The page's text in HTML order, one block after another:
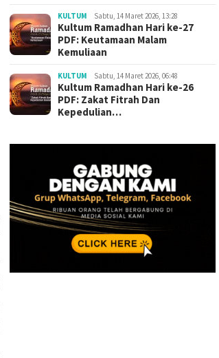
KULTUM Sabtu, 14 Maret 2026, 13:28
Kultum Ramadhan Hari ke-27
PDF: Keutamaan Malam
Kemuliaan
KULTUM Sabtu, 14 Maret 2026, 06:48
Kultum Ramadhan Hari ke-26
PDF: Zakat Fitrah Dan
Kepedulian…